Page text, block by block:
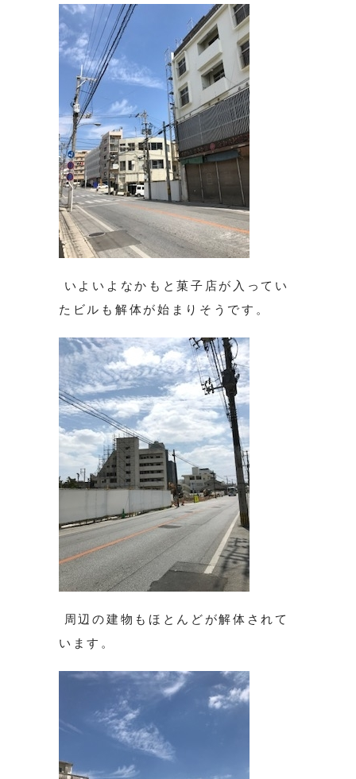
いよいよなかもと菓子店が入ってい
たビルも解体が始まりそうです。
周辺の建物もほとんどが解体されて
います。